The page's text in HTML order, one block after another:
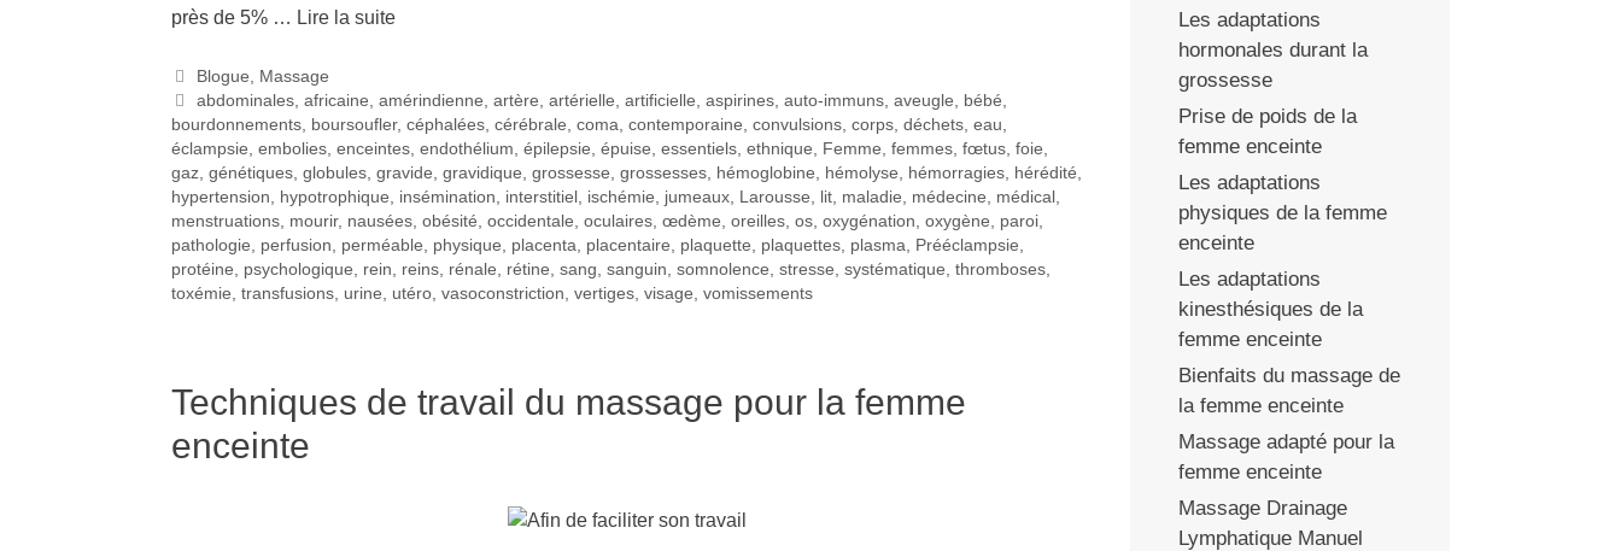
près de 5% … Lire la suite
Blogue, Massage
abdominales,africaine,amérindienne,artère,artérielle,artificielle,aspirines,auto-immuns,aveugle, bébé,
bourdonnements, boursoufler, céphalées, cérébrale, coma, contemporaine, convulsions, corps, déchets, eau,
éclampsie, embolies, enceintes, endothélium, épilepsie, épuise, essentiels, ethnique, Femme, femmes, fœtus, foie,
gaz, génétiques, globules, gravide, gravidique, grossesse, grossesses, hémoglobine, hémolyse, hémorragies, hérédité,
hypertension, hypotrophique, insémination, interstitiel , ischémie, jumeaux, Larousse, lit, maladie, médecine, médical ,
menstruations, mourir, nausées, obésité, occidentale, oculaires, œdème, oreilles, os, oxygénation, oxygène, paroi,
pathologie, perfusion, perméable, physique, placenta, placentaire, plaquette, plaquettes, plasma, Prééclampsie,
protéine, psychologique, rein, reins, rénale, rétine, sang, sanguin, somnolence, stresse, systématique, thromboses,
toxémie, transfusions, urine, utéro, vasoconstriction, vertiges, visage, vomissements
Techniques de travail du massage pour la femme
enceinte
Les adaptations
hormonales durant la
grossesse
Prise de poids de la
femme enceinte
Les adaptations
physiques de la femme
enceinte
Les adaptations
kinesthésiques de la
femme enceinte
Bienfaits du massage de
la femme enceinte
Massage adapté pour la
femme enceinte
Massage Drainage
Lymphatique Manuel